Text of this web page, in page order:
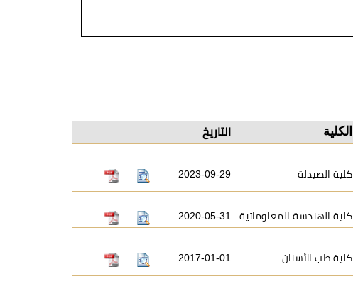
الكلية التاريخ
كلية الصيدلة 2023-09-29
كلية الهندسة المعلوماتية 2020-05-31
كلية طب الأسنان 2017-01-01